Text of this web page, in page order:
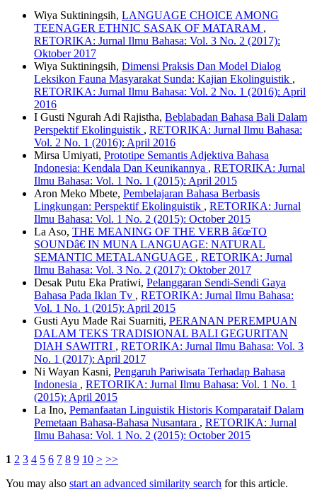
Wiya Suktiningsih, LANGUAGE CHOICE AMONG
TEENAGER ETHNIC SASAK OF MATARAM ,
RETORIKA: Jurnal Ilmu Bahasa: Vol. 3 No. 2 (2017):
Oktober 2017
Wiya Suktiningsih, Dimensi Praksis Dan Model Dialog
Leksikon Fauna Masyarakat Sunda: Kajian Ekolinguistik ,
RETORIKA: Jurnal Ilmu Bahasa: Vol. 2 No. 1 (2016): April
2016
I Gusti Ngurah Adi Rajistha, Beblabadan Bahasa Bali Dalam
Perspektif Ekolinguistik , RETORIKA: Jurnal Ilmu Bahasa:
Vol. 2 No. 1 (2016): April 2016
Mirsa Umiyati, Prototipe Semantis Adjektiva Bahasa
Indonesia: Kendala Dan Keunikannya , RETORIKA: Jurnal
Ilmu Bahasa: Vol. 1 No. 1 (2015): April 2015
Aron Meko Mbete, Pembelajaran Bahasa Berbasis
Lingkungan: Perspektif Ekolinguistik , RETORIKA: Jurnal
Ilmu Bahasa: Vol. 1 No. 2 (2015): October 2015
La Aso, THE MEANING OF THE VERB â€œTO
SOUNDâ€ IN MUNA LANGUAGE: NATURAL
SEMANTIC METALANGUAGE , RETORIKA: Jurnal
Ilmu Bahasa: Vol. 3 No. 2 (2017): Oktober 2017
Desak Putu Eka Pratiwi, Pelanggaran Sendi-Sendi Gaya
Bahasa Pada Iklan Tv , RETORIKA: Jurnal Ilmu Bahasa:
Vol. 1 No. 1 (2015): April 2015
Gusti Ayu Made Rai Suarniti, PERANAN PEREMPUAN
DALAM TEKS TRADISIONAL BALI GEGURITAN
DIAH SAWITRI , RETORIKA: Jurnal Ilmu Bahasa: Vol. 3
No. 1 (2017): April 2017
Ni Wayan Kasni, Pengaruh Pariwisata Terhadap Bahasa
Indonesia , RETORIKA: Jurnal Ilmu Bahasa: Vol. 1 No. 1
(2015): April 2015
La Ino, Pemanfaatan Linguistik Historis Komparataif Dalam
Pemetaan Bahasa-Bahasa Nusantara , RETORIKA: Jurnal
Ilmu Bahasa: Vol. 1 No. 2 (2015): October 2015
1 2 3 4 5 6 7 8 9 10 > >>
You may also start an advanced similarity search for this article.